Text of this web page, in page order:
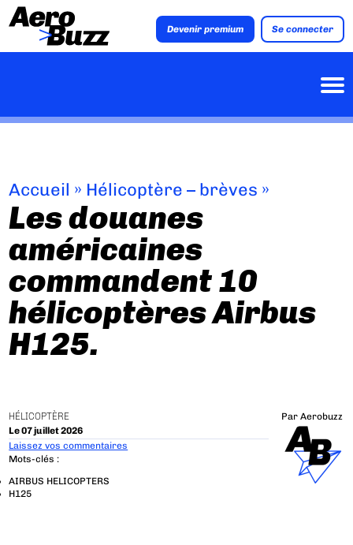
Devenir premium Se connecter
Accueil » Hélicoptère – brèves »
Les douanes
américaines
commandent 10
hélicoptères Airbus
H125.
HÉLICOPTÈRE
Le 07 juillet 2026
Par Aerobuzz
Laissez vos commentaires
Mots-clés :
AIRBUS HELICOPTERS
H125